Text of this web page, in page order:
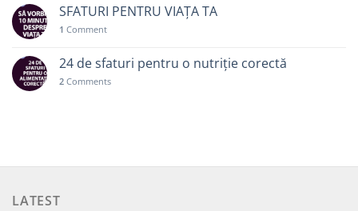
SFATURI PENTRU VIAȚA TA
1 Comment
24 de sfaturi pentru o nutriție corectă
2 Comments
LATEST